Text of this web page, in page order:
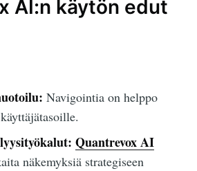
AI:n käytön edut
Navigointia on helppo
Quantrevox AI
näkemyksiä strategiseen